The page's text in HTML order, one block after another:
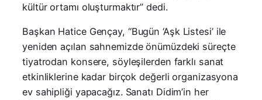
kültür ortamı oluşturmaktır” dedi.
Başkan Hatice Gençay, “Bugün ‘Aşk Listesi’ ile
yeniden açılan sahnemizde önümüzdeki süreçte
tiyatrodan konsere, söyleşilerden farklı sanat
etkinliklerine kadar birçok değerli organizasyona
ev sahipliği yapacağız. Sanatı Didim’in her